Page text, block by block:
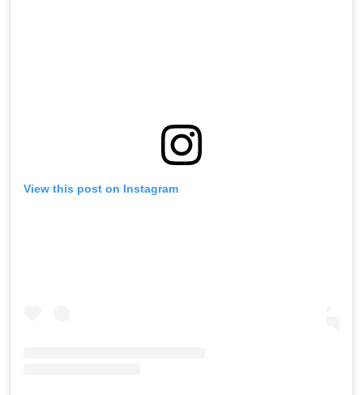
View this post on Instagram